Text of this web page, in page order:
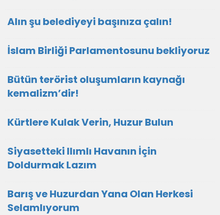
Alın şu belediyeyi başınıza çalın!
İslam Birliği Parlamentosunu bekliyoruz
Bütün terörist oluşumların kaynağı
kemalizm’dir!
Kürtlere Kulak Verin, Huzur Bulun
Siyasetteki Ilımlı Havanın İçin
Doldurmak Lazım
Barış ve Huzurdan Yana Olan Herkesi
Selamlıyorum